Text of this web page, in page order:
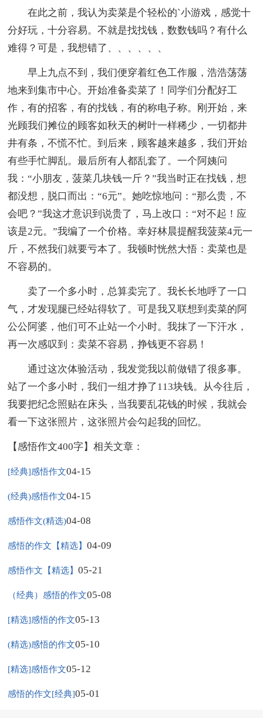
在此之前，我认为卖菜是个轻松的`小游戏，感觉十
分好玩，十分容易。不就是找找钱，数数钱吗？有什么
难得？可是，我想错了、、、、、、
早上九点不到，我们便穿着红色工作服，浩浩荡荡
地来到集市中心。开始准备卖菜了！同学们分配好工
作，有的招客，有的找钱，有的称电子称。刚开始，来
光顾我们摊位的顾客如秋天的树叶一样稀少，一切都井
井有条，不慌不忙。到后来，顾客越来越多，我们开始
有些手忙脚乱。最后所有人都乱套了。一个阿姨问
我：“小朋友，菠菜几块钱一斤？”我当时正在找钱，想
都没想，脱口而出：“6元”。她吃惊地问：“那么贵，不
会吧？”我这才意识到说贵了，马上改口：“对不起！应
该是2元。”我编了一个价格。幸好林晨提醒我菠菜4元一
斤，不然我们就要亏本了。我顿时恍然大悟：卖菜也是
不容易的。
卖了一个多小时，总算卖完了。我长长地呼了一口
气，才发现腿已经站得软了。可是我又联想到卖菜的阿
公公阿婆，他们可不止站一个小时。我抹了一下汗水，
再一次感叹到：卖菜不容易，挣钱更不容易！
通过这次体验活动，我发觉我以前做错了很多事。
站了一个多小时，我们一组才挣了113块钱。从今往后，
我要把纪念照贴在床头，当我要乱花钱的时候，我就会
看一下这张照片，这张照片会勾起我的回忆。
【感悟作文400字】相关文章：
[经典]感悟作文04-15
(经典)感悟作文04-15
感悟作文(精选)04-08
感悟的作文【精选】04-09
感悟作文【精选】05-21
（经典）感悟的作文05-08
[精选]感悟的作文05-13
(精选)感悟的作文05-10
[精选]感悟作文05-12
感悟的作文[经典]05-01